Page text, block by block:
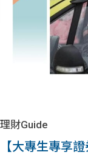
理財Guide
【大專生專享